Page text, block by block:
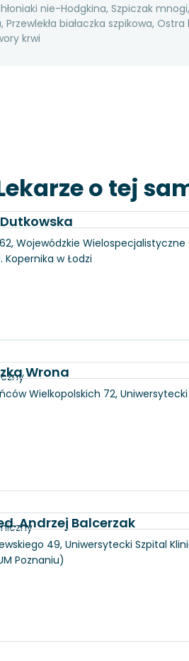
nie-Hodgkina, Szpiczak
białaczka szpikowa,
krwi
o tej
Wojewódzkie
w Łodzi
Wrona
Wielkopolskich 72,
Andrzej Balcerzak
49, Uniwersytecki Szpital
Poznaniu)